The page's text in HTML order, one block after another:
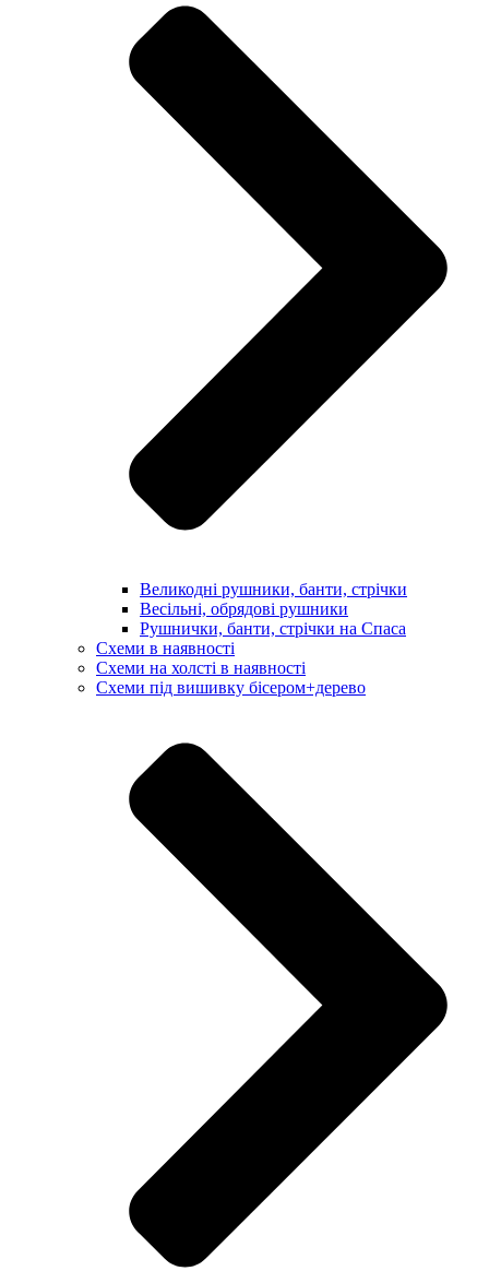
Великодні рушники, банти, стрічки
Весільні, обрядові рушники
Рушнички, банти, стрічки на Спаса
Схеми в наявності
Схеми на холсті в наявності
Схеми під вишивку бісером+дерево